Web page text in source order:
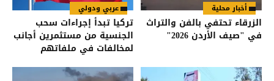
أخبار محلية
الزرقاء تحتفي بالفن والتراث
في "صيف الأردن 2026"
عربي ودولي
تركيا تبدأ إجراءات سحب
الجنسية من مستثمرين أجانب
لمخالفات في ملفاتهم